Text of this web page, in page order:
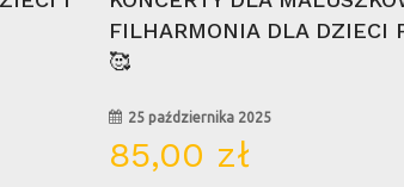
FILHARMONIA DLA DZIECI
🥰
25 października 2025
85,00 zł